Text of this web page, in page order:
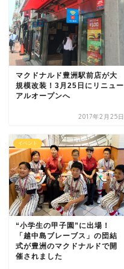
マクドナルド豊洲駅前店が大
規模改装！3月25日にリニュー
アルオープンへ
2017年2月25日
イベント
“小学生の甲子園”に出場！
「越中島ブレーブス」の団結
式が豊洲のマクドナルドで開
催されました